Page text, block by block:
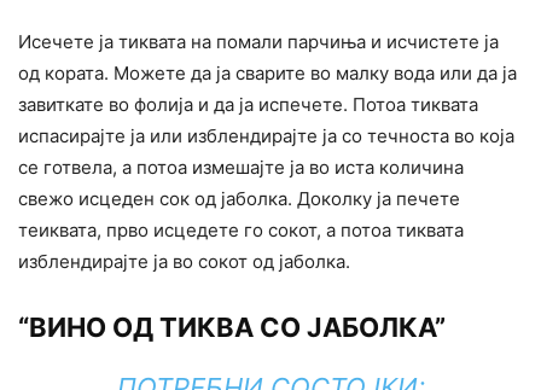
Исечете ја тиквата на помали парчиња и исчистете ја
од кората. Можете да ја сварите во малку вода или да ја
завиткате во фолија и да ја испечете. Потоа тиквата
испасирајте ја или изблендирајте ја со течноста во која
се готвела, а потоа измешајте ја во иста количина
свежо исцеден сок од јаболка. Доколку ја печете
теиквата, прво исцедете го сокот, а потоа тиквата
изблендирајте ја во сокот од јаболка.
“ВИНО ОД ТИКВА СО ЈАБОЛКА”